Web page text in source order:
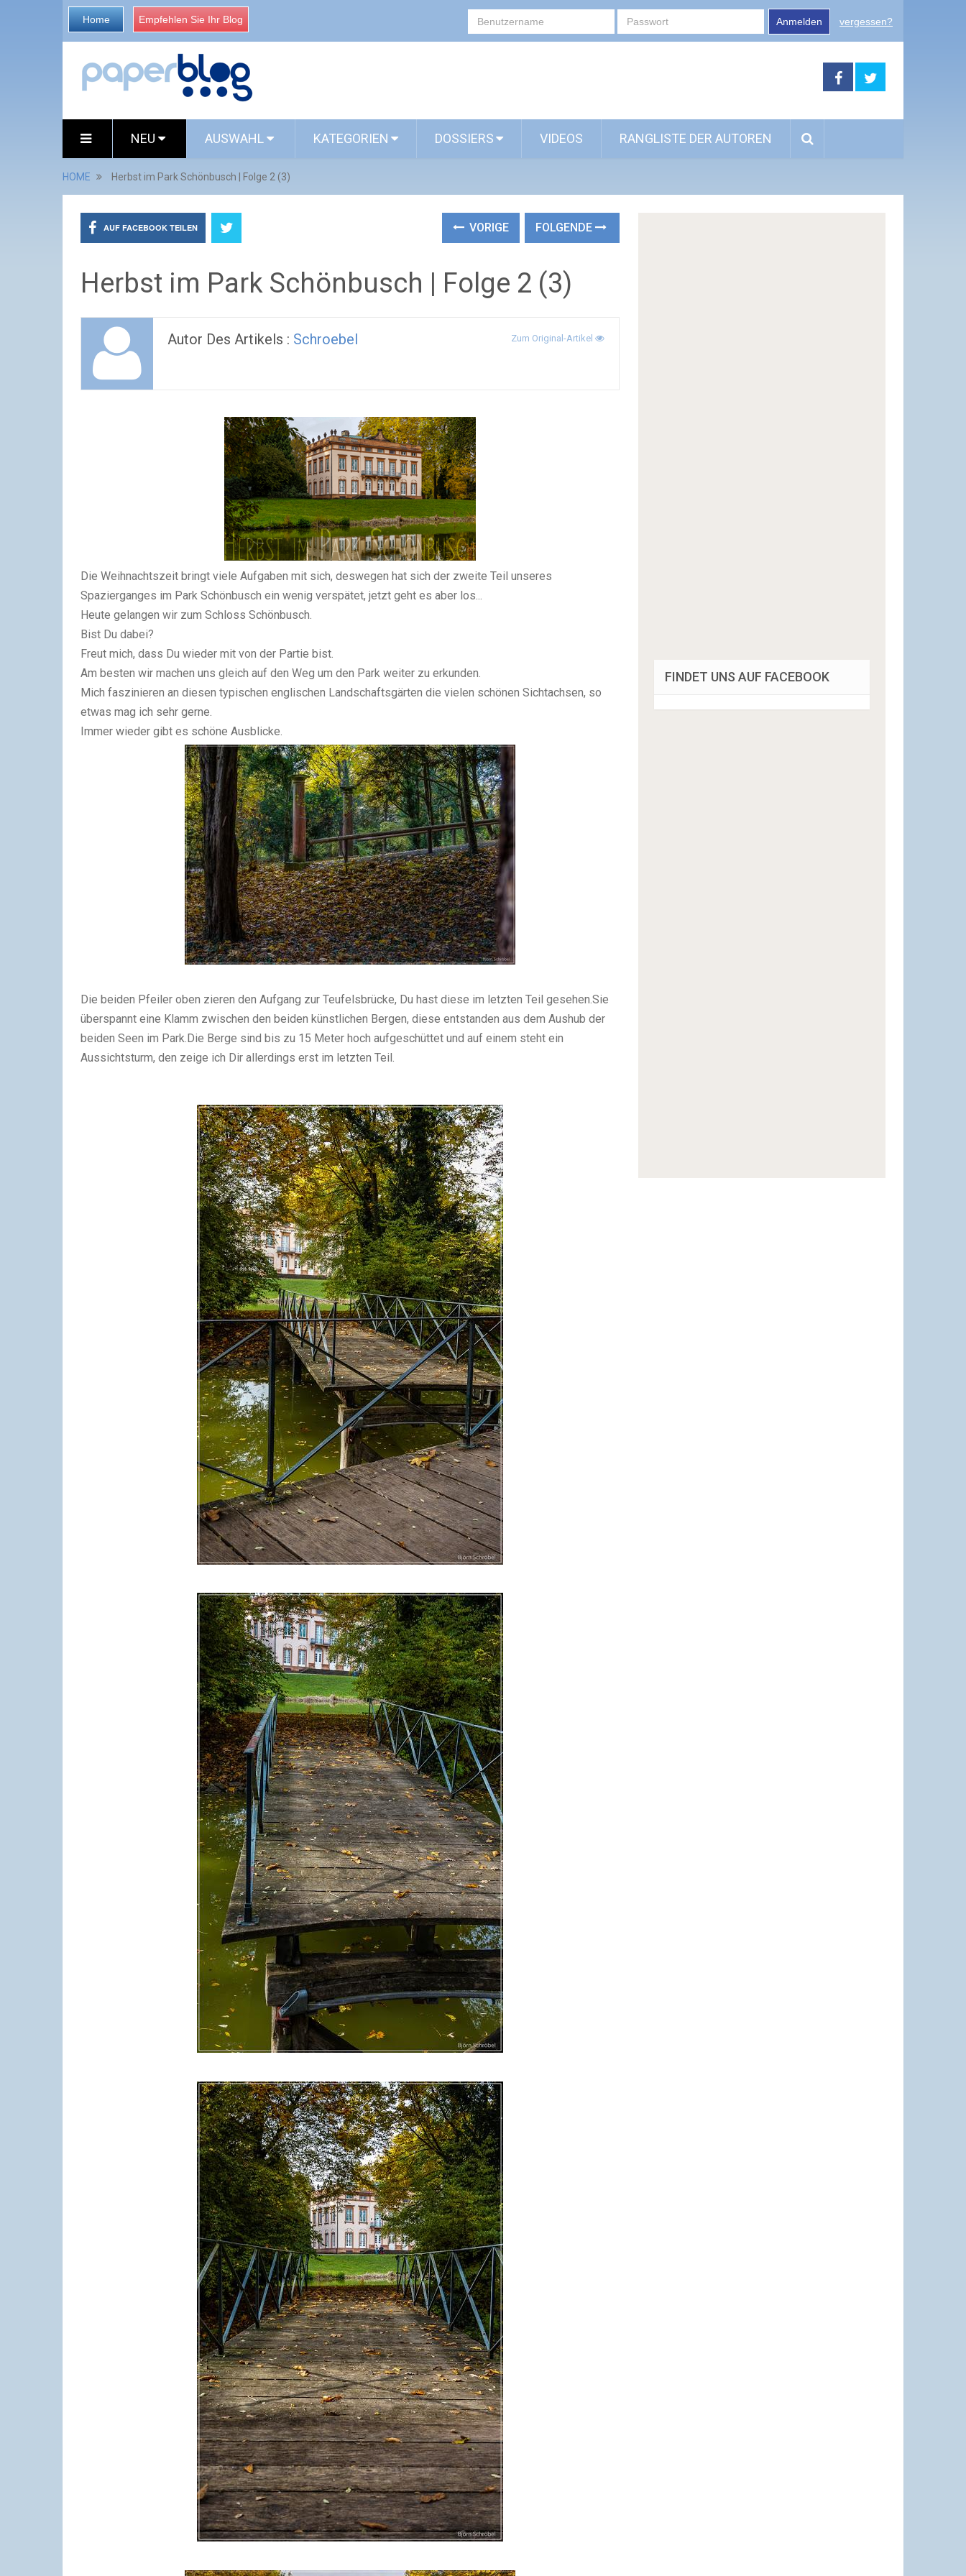
Home Empfehlen Sie Ihr Blog Anmelden vergessen?
NEU AUSWAHL KATEGORIEN DOSSIERS VIDEOS RANGLISTE DER AUTOREN
HOME Herbst im Park Schönbusch | Folge 2 (3)
AUF FACEBOOK TEILEN VORIGE FOLGENDE
Herbst im Park Schönbusch | Folge 2 (3)
Autor Des Artikels : Schroebel Zum Original-Artikel
Die Weihnachtszeit bringt viele Aufgaben mit sich, deswegen hat sich der zweite Teil unseres
Spazierganges im Park Schönbusch ein wenig verspätet, jetzt geht es aber los...
Heute gelangen wir zum Schloss Schönbusch.
Bist Du dabei?
Freut mich, dass Du wieder mit von der Partie bist.
Am besten wir machen uns gleich auf den Weg um den Park weiter zu erkunden.
Mich faszinieren an diesen typischen englischen Landschaftsgärten die vielen schönen Sichtachsen, so
etwas mag ich sehr gerne.
Immer wieder gibt es schöne Ausblicke.
Die beiden Pfeiler oben zieren den Aufgang zur Teufelsbrücke, Du hast diese im letzten Teil gesehen. Sie
überspannt eine Klamm zwischen den beiden künstlichen Bergen, diese entstanden aus dem Aushub der
beiden Seen im Park. Die Berge sind bis zu 15 Meter hoch aufgeschüttet und auf einem steht ein
Aussichtsturm, den zeige ich Dir allerdings erst im letzten Teil.
FINDET UNS AUF FACEBOOK